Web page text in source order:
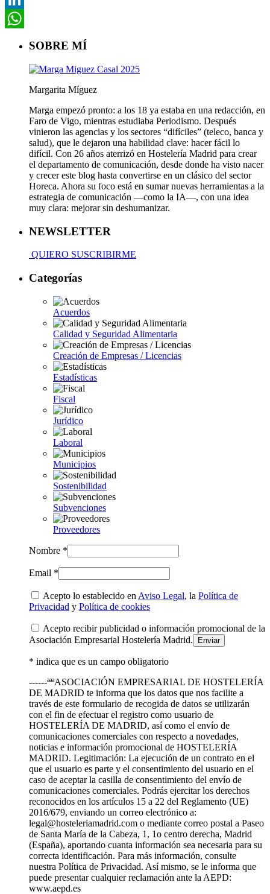
LinkedIn
SOBRE MÍ
Margarita Míguez
Marga empezó pronto: a los 18 ya estaba en una redacción, en
Faro de Vigo, mientras estudiaba Periodismo. Después
vinieron las agencias y los sectores “difíciles” (teleco, banca y
salud), que le dejaron una habilidad clave: hacer fácil lo
difícil. Con 26 años aterrizó en Hostelería Madrid para crear
el departamento de comunicación, desde donde ha visto nacer
y crecer este blog hasta convertirse en un clásico del sector
Horeca. Ahora su foco está en sumar nuevas herramientas a la
estrategia de comunicación —como la IA—, con una idea
muy clara: mejorar sin deshumanizar.
NEWSLETTER
QUIERO SUSCRIBIRME
Categorías
Acuerdos
Calidad y Seguridad Alimentaria
Creación de Empresas / Licencias
Estadísticas
Fiscal
Jurídico
Laboral
Municipios
Sostenibilidad
Subvenciones
Proveedores
Nombre *
Email *
Acepto lo establecido en Aviso Legal, la Política de
Privacidad y Política de cookies
Acepto recibir publicidad o información promocional de la
Asociación Empresarial Hostelería Madrid.
* indica que es un campo obligatorio
------ªªªASOCIACIÓN EMPRESARIAL DE HOSTELERÍA
DE MADRID te informa que los datos que nos facilite a
través de este formulario de recogida de datos se utilizarán
con el fin de efectuar el registro como usuario de
HOSTELERÍA DE MADRID, así como el envío de
comunicaciones comerciales con respecto a novedades,
noticias e información promocional de HOSTELERÍA
MADRID. Legitimación: La ejecución de un contrato en el
que el usuario es parte y el consentimiento del usuario en el
caso de aceptar la casilla de consentimiento del envío de
comunicaciones comerciales. Podrás ejercitar los derechos
reconocidos en los artículos 15 a 22 del Reglamento (UE)
2016/679, enviando un correo electrónico a:
legal@hosteleriamadrid.com o mediante correo postal a Paseo
de Santa María de la Cabeza, 1, 1o centro derecha, Madrid
(España), aportando cuanta información sea necesaria para su
correcta identificación. Para más información, consulte
nuestra Política de Privacidad. Así mismo, se le informa que
puede presentar cualquier reclamación ante la AEPD:
www.aepd.es